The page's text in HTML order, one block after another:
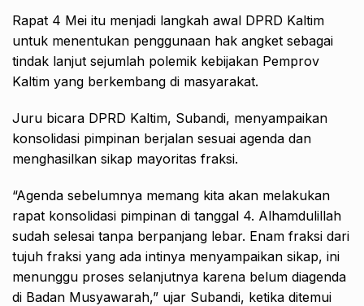
Rapat 4 Mei itu menjadi langkah awal DPRD Kaltim
untuk menentukan penggunaan hak angket sebagai
tindak lanjut sejumlah polemik kebijakan Pemprov
Kaltim yang berkembang di masyarakat.
Juru bicara DPRD Kaltim, Subandi, menyampaikan
konsolidasi pimpinan berjalan sesuai agenda dan
menghasilkan sikap mayoritas fraksi.
“Agenda sebelumnya memang kita akan melakukan
rapat konsolidasi pimpinan di tanggal 4. Alhamdulillah
sudah selesai tanpa berpanjang lebar. Enam fraksi dari
tujuh fraksi yang ada intinya menyampaikan sikap, ini
menunggu proses selanjutnya karena belum diagenda
di Badan Musyawarah,” ujar Subandi, ketika ditemui